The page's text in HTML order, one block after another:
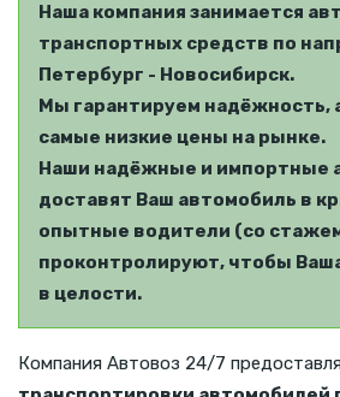
Наша компания занимается
транспортных средств по
Петербург - Новосибирск.
Мы гарантируем надёжность,
самые низкие цены на рынке.
Наши надёжные и импортные
доставят Ваш автомобиль в
опытные водители (со
проконтролируют, чтобы
в целости.
Компания Автовоз 24/7